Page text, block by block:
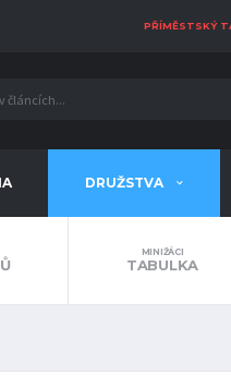
PŘÍMĚSTSKÝ
DRUŽSTVA
MINIŽÁCI
TABULKA